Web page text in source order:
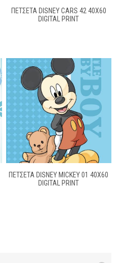
ΠΕΤΣΕΤΑ DISNEY CARS 42 40Χ60
DIGITAL PRINT
ΠΕΤΣΕΤΑ DISNEY MICKEY 01 40X60
DIGITAL PRINT